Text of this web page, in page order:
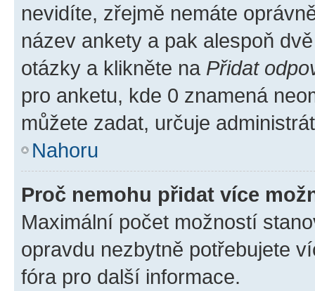
nevidíte, zřejmě nemáte
název ankety a pak alespoň
otázky a klikněte na Přidat
pro anketu, kde 0 znamená
můžete zadat, určuje
Nahoru
Proč nemohu přidat více
Maximální počet možností
opravdu nezbytně potřebujete
fóra pro další informace.